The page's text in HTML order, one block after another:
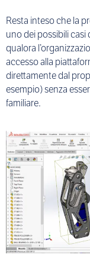
Resta inteso che la
uno dei possibili casi
qualora
accesso alla
direttamente dal
esempio) senza
familiare.